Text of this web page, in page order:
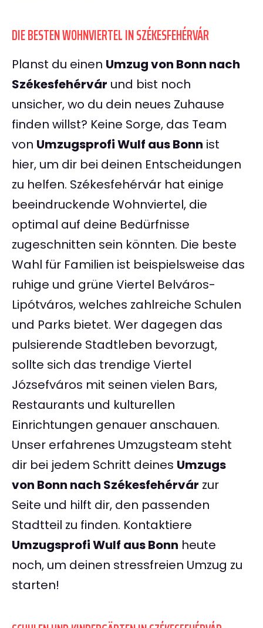
DIE BESTEN WOHNVIERTEL IN SZÉKESFEHÉRVÁR
Planst du einen Umzug von Bonn nach
Székesfehérvár und bist noch
unsicher, wo du dein neues Zuhause
finden willst? Keine Sorge, das Team
von Umzugsprofi Wulf aus Bonn ist
hier, um dir bei deinen Entscheidungen
zu helfen. Székesfehérvár hat einige
beeindruckende Wohnviertel, die
optimal auf deine Bedürfnisse
zugeschnitten sein könnten. Die beste
Wahl für Familien ist beispielsweise das
ruhige und grüne Viertel Belváros-
Lipótváros, welches zahlreiche Schulen
und Parks bietet. Wer dagegen das
pulsierende Stadtleben bevorzugt,
sollte sich das trendige Viertel
Józsefváros mit seinen vielen Bars,
Restaurants und kulturellen
Einrichtungen genauer anschauen.
Unser erfahrenes Umzugsteam steht
dir bei jedem Schritt deines Umzugs
von Bonn nach Székesfehérvár zur
Seite und hilft dir, den passenden
Stadtteil zu finden. Kontaktiere
Umzugsprofi Wulf aus Bonn heute
noch, um deinen stressfreien Umzug zu
starten!